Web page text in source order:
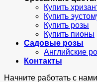
Купить
Купить
Купить розы
Купить пионы
Садовые розы
Английские
Контакты
Начните работать с